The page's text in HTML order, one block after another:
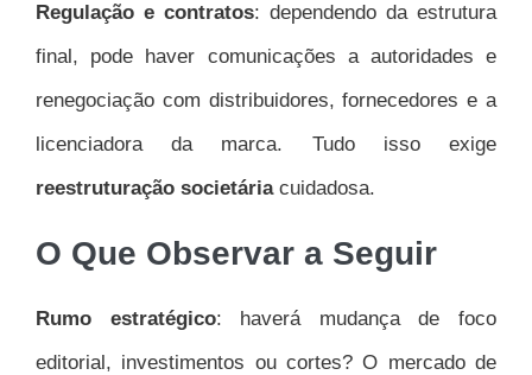
Regulação e contratos: dependendo da estrutura
final, pode haver comunicações a autoridades e
renegociação com distribuidores, fornecedores e a
licenciadora da marca. Tudo isso exige
reestruturação societáriacuidadosa.
O Que Observar a Seguir
Rumo estratégico: haverá mudança de foco
editorial, investimentos ou cortes? O mercado de